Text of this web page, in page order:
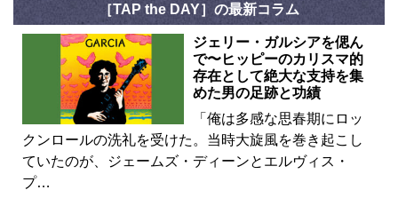
［TAP the DAY］の最新コラム
ジェリー・ガルシアを偲ん
で〜ヒッピーのカリスマ的
存在として絶大な支持を集
めた男の足跡と功績
「俺は多感な思春期にロッ
クンロールの洗礼を受けた。当時大旋風を巻き起こし
ていたのが、ジェームズ・ディーンとエルヴィス・
プ…